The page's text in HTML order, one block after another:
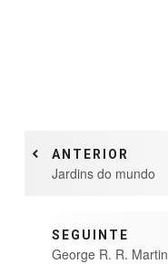
ANTERIOR
Jardins do mundo
SEGUINTE
George R. R. Martin